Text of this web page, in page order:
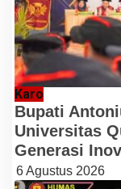
Karo
Bupati
Universitas
Generasi
6 Agustus 2026